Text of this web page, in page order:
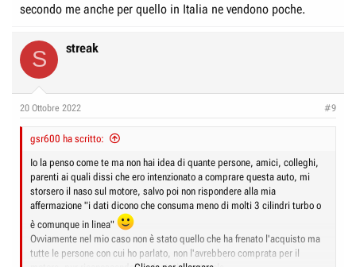
secondo me anche per quello in Italia ne vendono poche.
S streak
20 Ottobre 2022 #9
gsr600 ha scritto:
Io la penso come te ma non hai idea di quante persone, amici, colleghi,
parenti ai quali dissi che ero intenzionato a comprare questa auto, mi
storsero il naso sul motore, salvo poi non rispondere alla mia
affermazione "i dati dicono che consuma meno di molti 3 cilindri turbo o
è comunque in linea"
Ovviamente nel mio caso non è stato quello che ha frenato l'acquisto ma
tutte le persone con cui ho parlato, non l'avrebbero comprata per il